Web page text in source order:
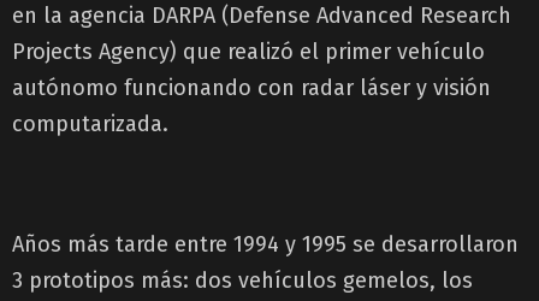
en la agencia DARPA (Defense Advanced Research
Projects Agency) que realizó el primer vehículo
autónomo funcionando con radar láser y visión
computarizada.
Años más tarde entre 1994 y 1995 se desarrollaron
3 prototipos más: dos vehículos gemelos, los